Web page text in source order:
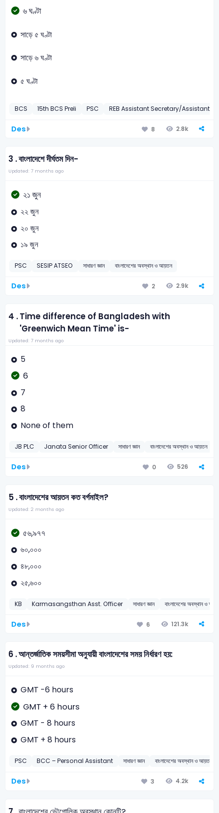
৬ ঘণ্টা
সাড়ে ৫ ঘণ্টা
সাড়ে ৬ ঘণ্টা
৫ ঘণ্টা
BCS 15th BCS Preli PSC REB Assistant Secretary/Assistant
Des 8 2.8k
3 .বাংলাদেশে দীর্ঘতম দিন-
Updated: 7 months ago
২১ জুন
২২ জুন
২০ জুন
১৯ জুন
PSC SESIP ATSEO সাধারণ জ্ঞান বাংলাদেশের অবস্থান ও আয়তন
Des 2 2.9k
4 .Time difference of Bangladesh with
'Greenwich Mean Time' is-
Updated: 7 months ago
5
6
7
8
None of them
JB PLC Janata Senior Officer সাধারণ জ্ঞান বাংলাদেশের অবস্থান ও আয়তন
Des 0 526
5 .বাংলাদেশের আয়তন কত বর্গমাইল?
Updated: 2 months ago
৫৬,৯৭৭
৬০,০০০
৪৮,০০০
২৫,৬০০
KB Karmasangsthan Asst. Officer সাধারণ জ্ঞান বাংলাদেশের অবস্থান ও
Des 6 121.3k
6 .আন্তর্জাতিক সময়সীমা অনুযায়ী বাংলাদেশের সময় নির্ধারণ হয়:
Updated: 9 months ago
GMT -6 hours
GMT + 6 hours
GMT - 8 hours
GMT + 8 hours
PSC BCC – Personal Assistant সাধারণ জ্ঞান বাংলাদেশের অবস্থান ও আয়তন
Des 3 4.2k